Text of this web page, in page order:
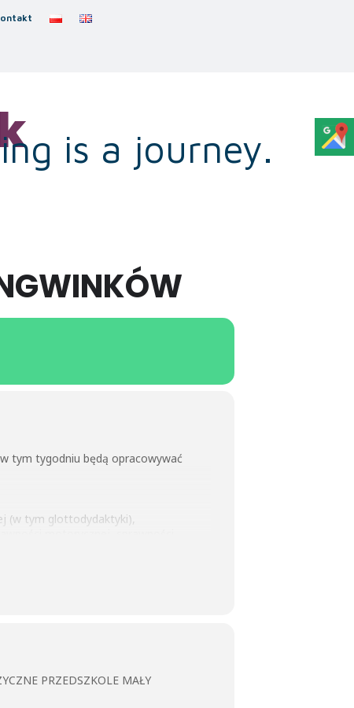
is a journey.
tym tygodniu będą opracowywać
(w tym glottodydaktyki),
uzdolnieniach i
PRZEDSZKOLE MAŁY